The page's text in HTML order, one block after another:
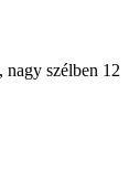
nagy szélben 12